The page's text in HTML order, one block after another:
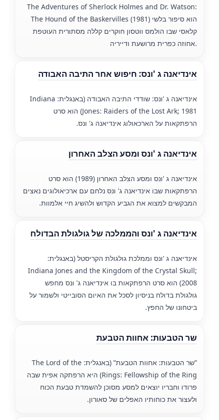
The Adventures of Sherlock Holmes and Dr. Watson:
The Hound of the Baskervilles (1981) הוא סיפור בלשי
קלאסי שבו הולמס ווטסון חוקרים קללה מסתורית העוטפת
אחוזה כפרית מרושעת ודייריה.
אינדיאנה ג 'ונס: חיפוש אחר התיבה האבודה
אינדיאנה ג 'ונס: שודדי התיבה האבודה (באנגלית: Indiana
Jones: Raiders of the Lost Ark; 1981) הוא סרט
הרפתקאות על הארכאולוג אינדיאנה ג' ונס.
אינדיאנה ג 'ונס ומסע הצלב האחרון
אינדיאנה ג 'ונס ומסע הצלב האחרון (1989) הוא סרט
הרפתקאות שבו אינדיאנה ג' ונס נלחם עם ארכיאולוגים נאצים
המבקשים למצוא את הגביע הקדוש ולהשיג חיי אלמוות.
אינדיאנה ג 'ונס והממלכה של גולגולת הבדולח
אינדיאנה ג 'ונס וממלכת גולגולת הקריסטל (באנגלית:
Indiana Jones and the Kingdom of the Crystal Skull;
2008) הוא סרט הרפתקאות בו אינדיאנה ג' ונס מחפש
גולגולת בדולח בניסיון לסכל את האיום הסובייטי ולשמור על
ביטחונו של החפץ.
שר הטבעות: אחוות הטבעת
”שר הטבעות: אחוות הטבעת” (באנגלית: The Lord of the
Rings: Fellowship of the Ring) היא הרפתקה אפית שבה
פרודו וחבריו יוצאים למסע מסוכן להשמדת טבעת הכוח
ולעצור את כוחותיו האפלים של סאורון.